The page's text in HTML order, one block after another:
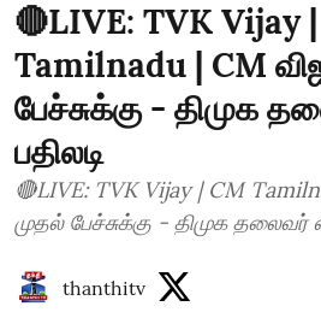
🔴LIVE: TVK Vijay
Tamilnadu | CM
பேச்சுக்கு - திமுக
பதிலடி
🔴LIVE: TVK Vijay | CM Tamilnadu | CM
முதல் பேச்சுக்கு - திமுக தலைவர்
thanthitv